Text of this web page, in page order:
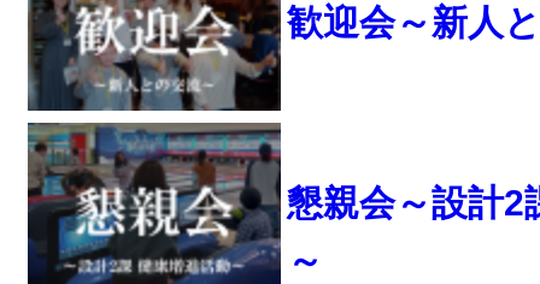
歓迎会～新人
懇親会～設計2
～